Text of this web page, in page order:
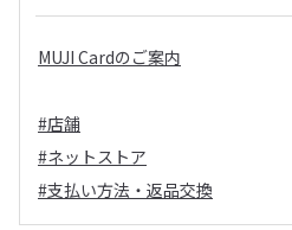
MUJI Cardのご案内
#店舗
#ネットストア
#支払い方法・返品交換